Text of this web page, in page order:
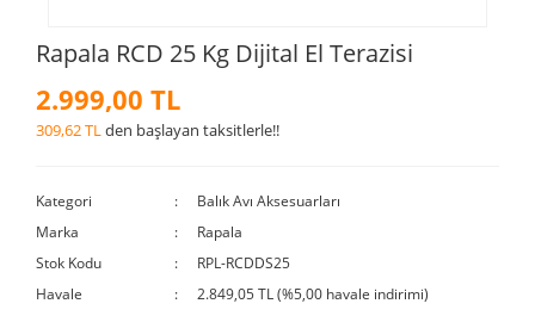
Rapala RCD 25 Kg Dijital El Terazisi
2.999,00 TL
309,62 TLden başlayan taksitlerle!!
Kategori
Balık Avı Aksesuarları
Marka
Rapala
Stok Kodu
RPL-RCDDS25
Havale
2.849,05 TL (%5,00 havale indirimi)